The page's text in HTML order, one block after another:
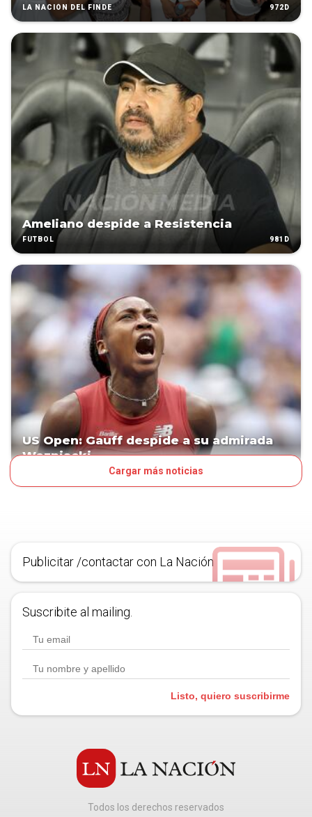
LA NACIÓN DEL FINDE 972D
Ameliano despide a Resistencia
FÚTBOL 981D
US Open: Gauff despide a su admirada
Wozniacki
Cargar más noticias
Publicitar /contactar con La Nación
Suscribite al mailing.
Listo, quiero suscribirme
Todos los derechos reservados